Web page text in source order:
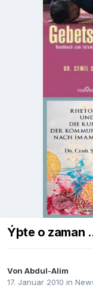
Ýþte o zaman
Von Abdul-Alim
17. Januar 2010 in